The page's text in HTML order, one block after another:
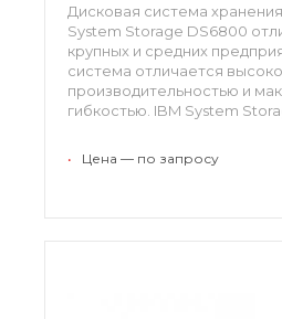
Дисковая система
System Storage DS6800
крупных и средних
система отличается
производительностью и
гибкостью. IBM System
данных за счет
• Цена — по запросу